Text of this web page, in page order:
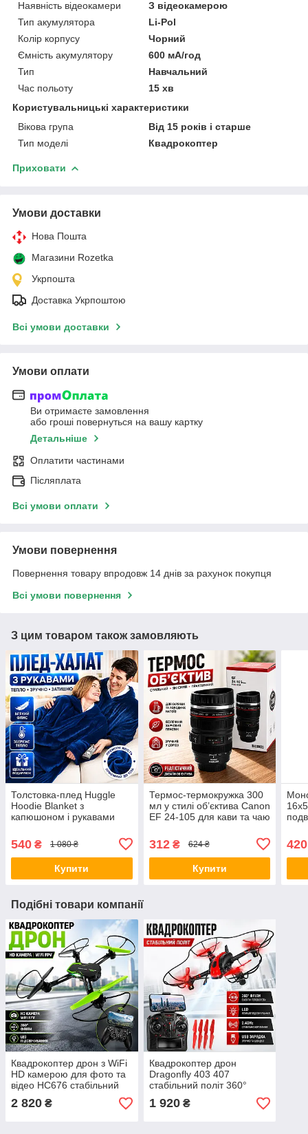
Наявність відеокамери
З відеокамерою
Тип акумулятора
Li-Pol
Колір корпусу
Чорний
Ємність акумулятору
600 мА/год
Тип
Навчальний
Час польоту
15 хв
Користувальницькі характеристики
Вікова група
Від 15 років і старше
Тип моделі
Квадрокоптер
Приховати
Умови доставки
Нова Пошта
Магазини Rozetka
Укрпошта
Доставка Укрпоштою
Всі умови доставки
Умови оплати
Ви отримаєте замовлення
або гроші повернуться на вашу картку
Детальніше
Оплатити частинами
Післяплата
Всі умови оплати
Умови повернення
Повернення товару впродовж 14 днів за рахунок покупця
Всі умови повернення
З цим товаром також замовляють
Толстовка-плед Huggle
Hoodie Blanket з
капюшоном і рукавами
оверсайз домашній халат-
плед для дому
540 ₴ 1 080 ₴
Купити
Термос-термокружка 300
мл у стилі об’єктива Canon
EF 24-105 для кави та чаю
сталі компактна
термочашка Opt
312₴ 624 ₴
Купити
420
Подібні товари компанії
Квадрокоптер дрон з WiFi
HD камерою для фото та
відео HC676 стабільний
політ LED підсвічування
360° фліпи FPV для
2 820 ₴
Квадрокоптер дрон
Dragonfly 403 407
стабільний політ 360°
фліпи LED підсвічування
2.4GHz керування USB
1 920₴